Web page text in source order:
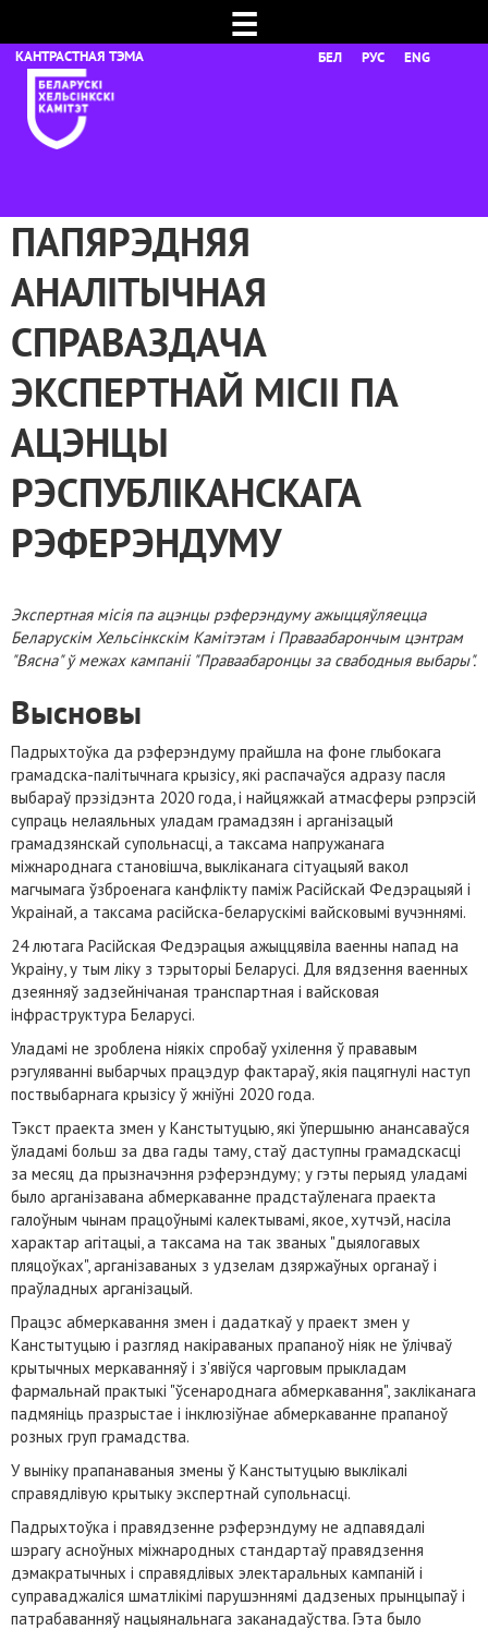
☰
БЕЛ РУС ENG
ПАПЯРЭДНЯЯ
АНАЛІТЫЧНАЯ
СПРАВАЗДАЧА
ЭКСПЕРТНАЙ МІСІІ ПА
АЦЭНЦЫ
РЭСПУБЛІКАНСКАГА
РЭФЕРЭНДУМУ
Экспертная місія па ацэнцы рэферэндуму ажыццяўляецца
Беларускім Хельсінкскім Камітэтам і Праваабарончым цэнтрам
"Вясна" ў межах кампаніі "Праваабаронцы за свабодныя выбары".
Высновы
Падрыхтоўка да рэферэндуму прайшла на фоне глыбокага
грамадска-палітычнага крызісу, які распачаўся адразу пасля
выбараў прэзідэнта 2020 года, і найцяжкай атмасферы рэпрэсій
супраць нелаяльных уладам грамадзян і арганізацый
грамадзянскай супольнасці, а таксама напружанага
міжнароднага становішча, выкліканага сітуацыяй вакол
магчымага ўзброенага канфлікту паміж Расійскай Федэрацыяй і
Украінай, а таксама расійска-беларускімі вайсковымі вучэннямі.
24 лютага Расійская Федэрацыя ажыццявіла ваенны напад на
Украіну, у тым ліку з тэрыторыі Беларусі. Для вядзення ваенных
дзеянняў задзейнічаная транспартная і вайсковая
інфраструктура Беларусі.
Уладамі не зроблена ніякіх спробаў ухілення ў прававым
рэгуляванні выбарчых працэдур фактараў, якія пацягнулі наступ
поствыбарнага крызісу ў жніўні 2020 года.
Тэкст праекта змен у Канстытуцыю, які ўпершыню анансаваўся
ўладамі больш за два гады таму, стаў даступны грамадскасці
за месяц да прызначэння рэферэндуму; у гэты перыяд уладамі
было арганізавана абмеркаванне прадстаўленага праекта
галоўным чынам працоўнымі калектывамі, якое, хутчэй, насіла
характар агітацыі, а таксама на так званых "дыялогавых
пляцоўках", арганізаваных з удзелам дзяржаўных органаў і
праўладных арганізацый.
Працэс абмеркавання змен і дадаткаў у праект змен у
Канстытуцыю і разгляд накіраваных прапаноў ніяк не ўлічваў
крытычных меркаванняў і з'явіўся чарговым прыкладам
фармальнай практыкі "ўсенароднага абмеркавання", закліканага
падмяніць празрыстае і інклюзіўнае абмеркаванне прапаноў
розных груп грамадства.
У выніку прапанаваныя змены ў Канстытуцыю выклікалі
справядлівую крытыку экспертнай супольнасці.
Падрыхтоўка і правядзенне рэферэндуму не адпавядалі
шэрагу асноўных міжнародных стандартаў правядзення
дэмакратычных і справядлівых электаральных кампаній і
суправаджаліся шматлікімі парушэннямі дадзеных прынцыпаў і
патрабаванняў нацыянальнага заканадаўства. Гэта было